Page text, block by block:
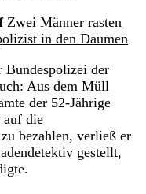
Zwei Männer rasten
in den Daumen
Bundespolizei der
Aus dem Müll
der 52-Jährige
auf die
bezahlen, verließ er
gestellt,